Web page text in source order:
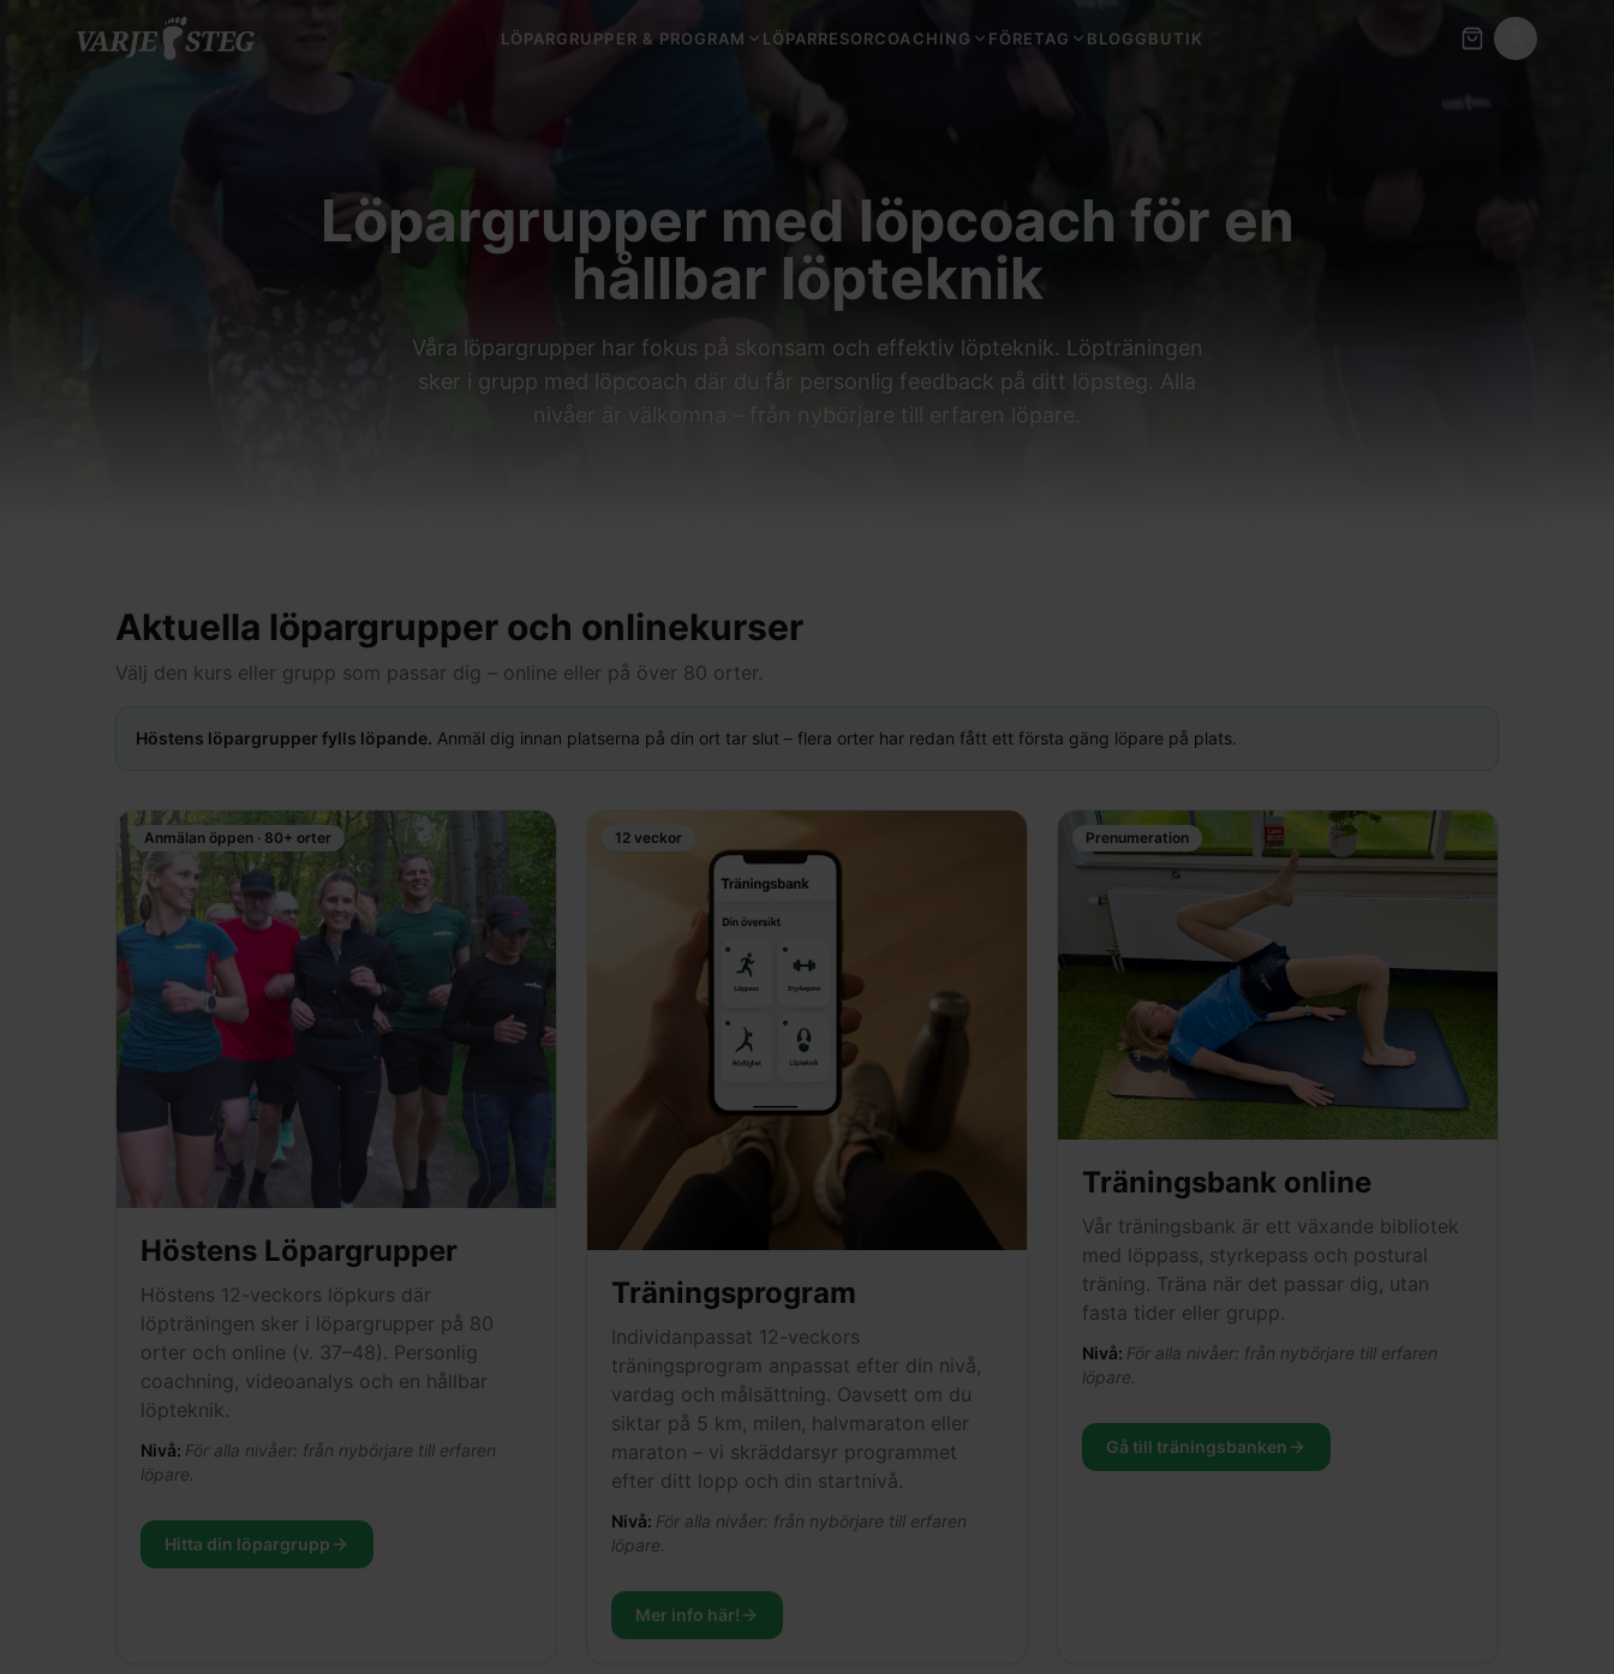
LÖPARGRUPPER & PROGRAM LÖPARRESORCOACHING FÖRETAG BLOGGBUTIK
Löpargrupper med löpcoach för en
hållbar löpteknik
Våra löpargrupper har fokus på skonsam och effektiv löpteknik. Löpträningen
sker i grupp med löpcoach där du får personlig feedback på ditt löpsteg. Alla
nivåer är välkomna – från nybörjare till erfaren löpare.
Aktuella löpargrupper och onlinekurser
Välj den kurs eller grupp som passar dig – online eller på över 80 orter.
Höstens löpargrupper fylls löpande. Anmäl dig innan platserna på din ort tar slut – flera orter har redan fått ett första gäng löpare på plats.
Anmälan öppen · 80+ orter
Höstens Löpargrupper
Höstens 12-veckors löpkurs där
löpträningen sker i löpargrupper på 80
orter och online (v. 37–48). Personlig
coachning, videoanalys och en hållbar
löpteknik.
Nivå: För alla nivåer: från nybörjare till erfaren
löpare.
Hitta din löpargrupp
12 veckor
Träningsprogram
Individanpassat 12-veckors
träningsprogram anpassat efter din nivå,
vardag och målsättning. Oavsett om du
siktar på 5 km, milen, halvmaraton eller
maraton – vi skräddarsyr programmet
efter ditt lopp och din startnivå.
Nivå: För alla nivåer: från nybörjare till erfaren
löpare.
Mer info här!
Prenumeration
Träningsbank online
Vår träningsbank är ett växande bibliotek
med löppass, styrkepass och postural
träning. Träna när det passar dig, utan
fasta tider eller grupp.
Nivå: För alla nivåer: från nybörjare till erfaren
löpare.
Gå till träningsbanken